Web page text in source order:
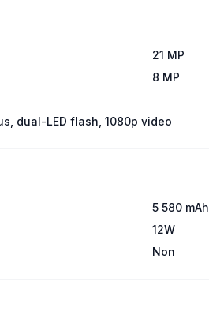
21 MP
8 MP
dual-LED flash, 1080p video
5 580 mAh
12W
Non